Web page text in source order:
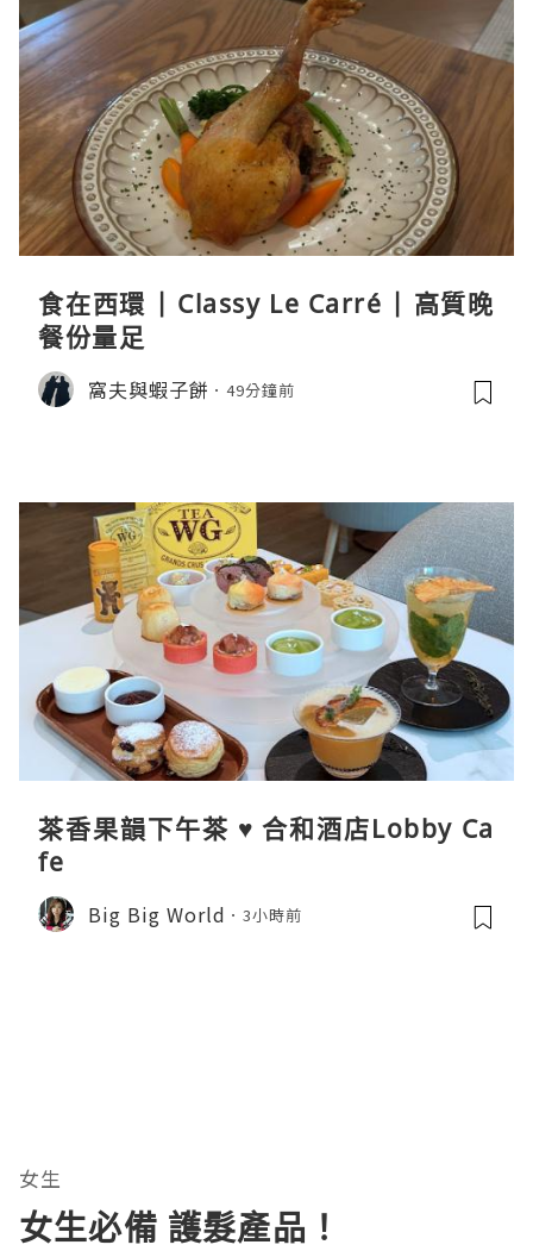
食在西環 | Classy Le Carré | 高質晚
餐份量足
窩夫與蝦子餅 49分鐘前
茶香果韻下午茶 ♥ 合和酒店Lobby Ca
fe
Big Big World 3小時前
女生
女生必備 護髮產品！